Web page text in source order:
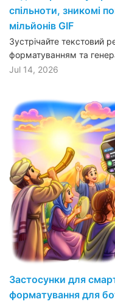
спільноти, зникомі
мільйонів GIF
Зустрічайте текстовий
форматуванням та
Jul 14, 2026
Застосунки для
форматування для